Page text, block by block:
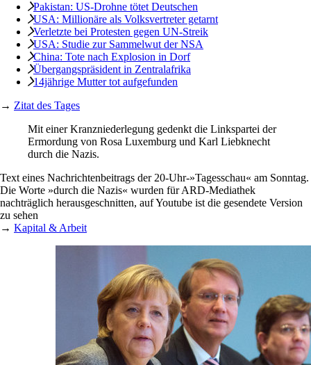
Pakistan: US-Drohne tötet Deutschen
USA: Millionäre als Volksvertreter getarnt
Verletzte bei Protesten gegen UN-Streik
USA: Studie zur Sammelwut der NSA
China: Tote nach Explosion in Dorf
Übergangspräsident in Zentralafrika
14jährige Mutter tot aufgefunden
→ Zitat des Tages
Mit einer Kranzniederlegung gedenkt die Linkspartei der
Ermordung von Rosa Luxemburg und Karl Liebknecht
durch die Nazis.
Text eines Nachrichtenbeitrags der 20-Uhr-»Tagesschau« am Sonntag.
Die Worte »durch die Nazis« wurden für ARD-Mediathek
nachträglich herausgeschnitten, auf Youtube ist die gesendete Version
zu sehen
→ Kapital & Arbeit